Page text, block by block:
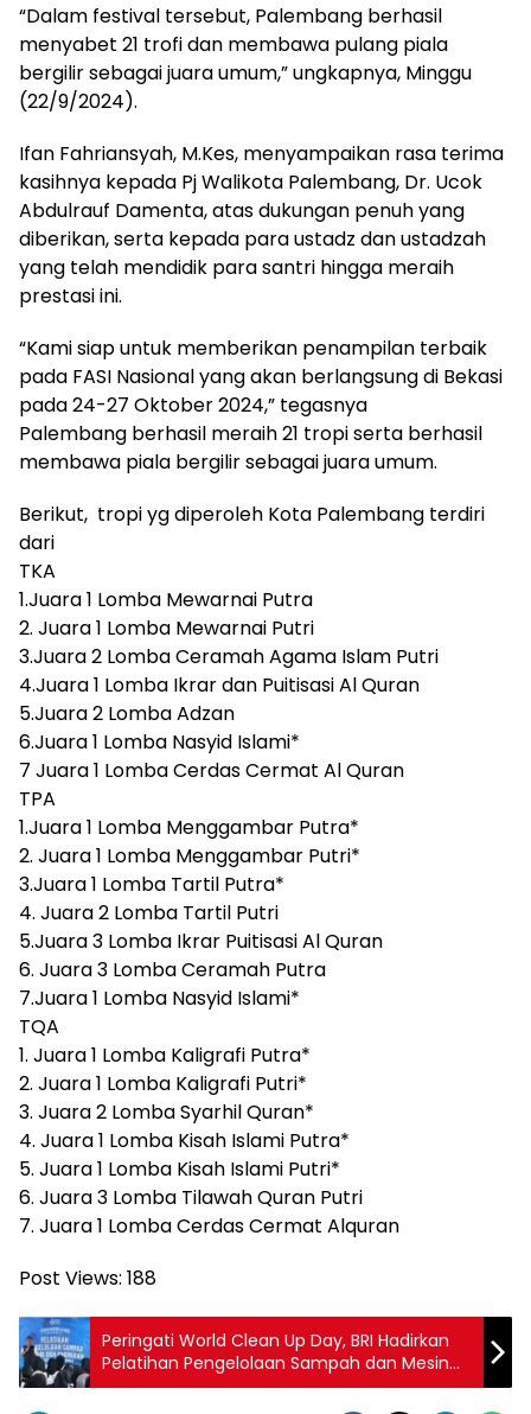
“Dalam festival tersebut, Palembang berhasil
menyabet 21 trofi dan membawa pulang piala
bergilir sebagai juara umum,” ungkapnya, Minggu
(22/9/2024).
Ifan Fahriansyah, M.Kes, menyampaikan rasa terima
kasihnya kepada Pj Walikota Palembang, Dr. Ucok
Abdulrauf Damenta, atas dukungan penuh yang
diberikan, serta kepada para ustadz dan ustadzah
yang telah mendidik para santri hingga meraih
prestasi ini.
“Kami siap untuk memberikan penampilan terbaik
pada FASI Nasional yang akan berlangsung di Bekasi
pada 24-27 Oktober 2024,” tegasnya
Palembang berhasil meraih 21 tropi serta berhasil
membawa piala bergilir sebagai juara umum.
Berikut, tropi yg diperoleh Kota Palembang terdiri
dari
TKA
1.Juara 1 Lomba Mewarnai Putra
2. Juara 1 Lomba Mewarnai Putri
3.Juara 2 Lomba Ceramah Agama Islam Putri
4.Juara 1 Lomba Ikrar dan Puitisasi Al Quran
5.Juara 2 Lomba Adzan
6.Juara 1 Lomba Nasyid Islami*
7 Juara 1 Lomba Cerdas Cermat Al Quran
TPA
1.Juara 1 Lomba Menggambar Putra*
2. Juara 1 Lomba Menggambar Putri*
3.Juara 1 Lomba Tartil Putra*
4. Juara 2 Lomba Tartil Putri
5.Juara 3 Lomba Ikrar Puitisasi Al Quran
6. Juara 3 Lomba Ceramah Putra
7.Juara 1 Lomba Nasyid Islami*
TQA
1. Juara 1 Lomba Kaligrafi Putra*
2. Juara 1 Lomba Kaligrafi Putri*
3. Juara 2 Lomba Syarhil Quran*
4. Juara 1 Lomba Kisah Islami Putra*
5. Juara 1 Lomba Kisah Islami Putri*
6. Juara 3 Lomba Tilawah Quran Putri
7. Juara 1 Lomba Cerdas Cermat Alquran
Post Views: 188
Peringati World Clean Up Day, BRI Hadirkan
Pelatihan Pengelolaan Sampah dan Mesin
RVM untuk Lingkungan di Mandalika